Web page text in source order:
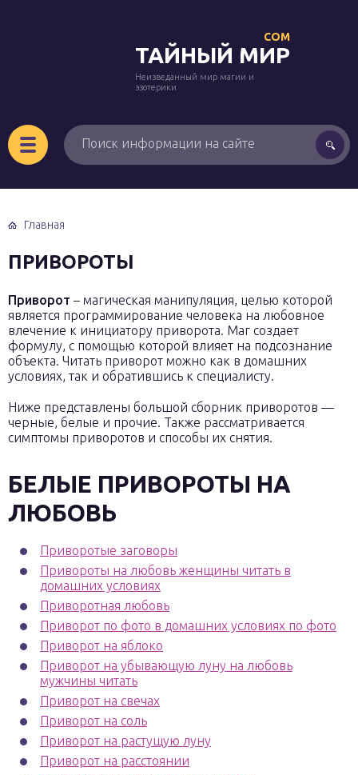
ТАЙНЫЙ МИР
COM
Неизведанный мир магии и
эзотерики
Главная
ПРИВОРОТЫ
Приворот – магическая манипуляция, целью которой
является программирование человека на любовное
влечение к инициатору приворота. Маг создает
формулу, с помощью которой влияет на подсознание
объекта. Читать приворот можно как в домашних
условиях, так и обратившись к специалисту.
Ниже представлены большой сборник приворотов —
черные, белые и прочие. Также рассматривается
симптомы приворотов и способы их снятия.
БЕЛЫЕ ПРИВОРОТЫ НА
ЛЮБОВЬ
Приворотые заговоры
Привороты на любовь женщины читать в
домашних условиях
Приворотная любовь
Приворот по фото в домашних условиях по фото
Приворот на яблоко
Приворот на убывающую луну на любовь
мужчины читать
Приворот на свечах
Приворот на соль
Приворот на растущую луну
Приворот на расстоянии